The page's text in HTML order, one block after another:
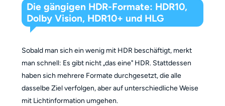
Die gängigen HDR-Formate: HDR10,
Dolby Vision, HDR10+ und HLG
Sobald man sich ein wenig mit HDR beschäftigt, merkt
man schnell: Es gibt nicht „das eine" HDR. Stattdessen
haben sich mehrere Formate durchgesetzt, die alle
dasselbe Ziel verfolgen, aber auf unterschiedliche Weise
mit Lichtinformation umgehen.